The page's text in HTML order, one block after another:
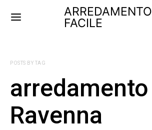
ARREDAMENTO
FACILE
POSTS BY TAG
arredamento
Ravenna